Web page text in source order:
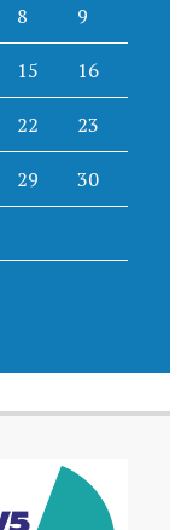
8 9
15 16
22 23
29 30